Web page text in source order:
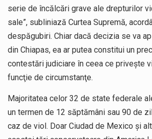
serie de încălcări grave ale drepturilor
sale”, subliniază Curtea Supremă,
despăgubiri. Chiar dacă decizia se va
din Chiapas, ea ar putea constitui un
contestări judiciare în ceea ce priveşte
funcţie de circumstanţe.
Majoritatea celor 32 de state federale
un termen de 12 săptămâni sau 90 de
caz de viol. Doar Ciudad de Mexico şi